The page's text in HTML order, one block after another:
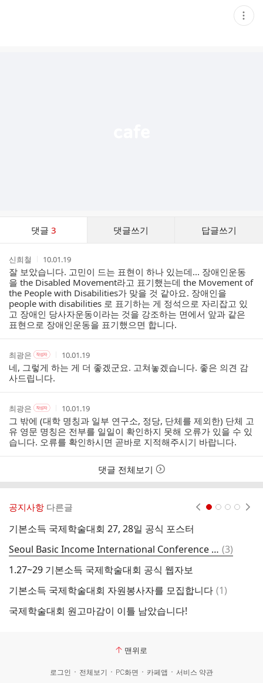
현
재
댓글 3 댓글쓰기 답글쓰기
작
성
자
신희철
작
성
시
간
10.01.19
잘 보았습니다. 고민이 드는 표현이 하나 있는데... 장애인운동
을 the Disabled Movement라고 표기했는데 the Movement of
the People with Disabilities가 맞을 것 같아요. 장애인을
people with disabilities 로 표기하는 게 정석으로 자리잡고 있
고 장애인 당사자운동이라는 것을 강조하는 면에서 앞과 같은
표현으로 장애인운동을 표기했으면 합니다.
작
성
자
최광은 작
성
자
본
인
여
부
작
성
자
작
성
시
10.01.19
네, 그렇게 하는 게 더 좋겠군요. 고쳐놓겠습니다. 좋은 의견 감
사드립니다.
작
성
자
최광은 작
성
자
본
인
여
작
성
자
작
성
시
간
10.01.19
그 밖에 (대학 명칭과 일부 연구소, 정당, 단체를 제외한) 단체 고
유 영문 명칭은 전부를 일일이 확인하지 못해 오류가 있을 수 있
습니다. 오류를 확인하시면 곧바로 지적해주시기 바랍니다.
댓글 전체보기
공지사항 다른글
기본소득 국제학술대회 27, 28일 공식 포스터
Seoul Basic Income International Conference 2010 댓
글
(3)
1.27~29 기본소득 국제학술대회 공식 웹자보
기본소득 국제학술대회 자원봉사자를 모집합니다 댓
(1)
국제학술대회 원고마감이 이틀 남았습니다!
맨위로
로그인 전체보기 PC화면 카페앱 서비스 약관